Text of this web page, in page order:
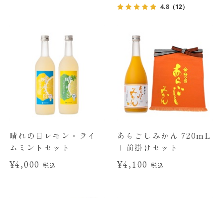
4.8 （12）
晴れの日レモン・ライ
ムミントセット
¥4,000税込
あらごしみかん 720mL
＋前掛けセット
¥4,100 税込